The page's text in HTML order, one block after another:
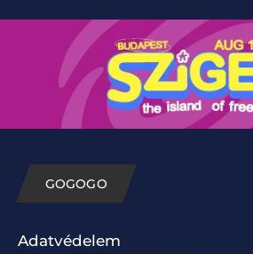
GOGOGO
Adatvédelem